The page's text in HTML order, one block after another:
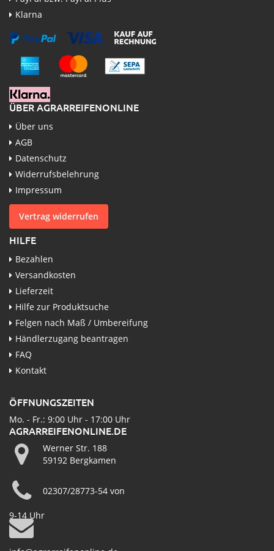
Klarna
ÜBER AGRARREIFENONLINE
Über uns
AGB
Datenschutz
Widerrufsbelehrung
Impressum
Vertrag widerrufen
HILFE
Bezahlen
Versandkosten
Lieferzeit
Hilfe zur Produktsuche
Felgen nach Maß / Umbereifung
Händlerzugang beantragen
FAQ
Kontakt
ÖFFNUNGSZEITEN
Mo. - Fr.: 9:00 Uhr - 17:00 Uhr
AGRARREIFENONLINE.DE
Werner Str. 188
59192 Bergkamen
02307/28773-54 von
9-14 Uhr